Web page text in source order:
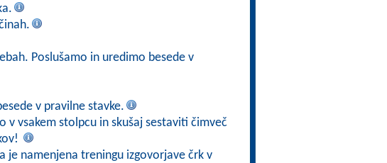
Poslušamo in uredimo besede v
v pravilne stavke.
v vsakem stolpcu in skušaj sestaviti čimveč
je namenjena treningu izgovorjave črk v